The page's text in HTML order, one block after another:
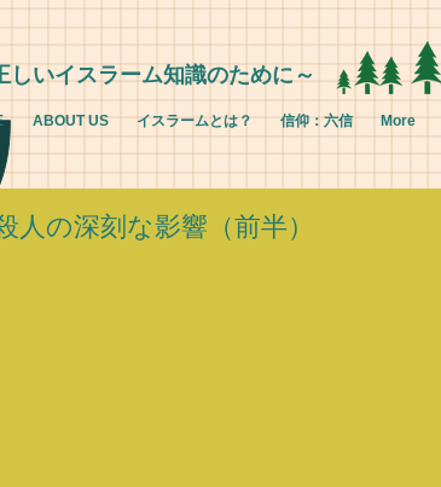
しいイスラーム知識のために～
ABOUT US イスラームとは？ 信仰：六信 More
の深刻な影響（前半）